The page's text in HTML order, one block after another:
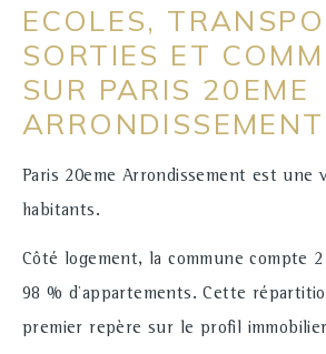
ECOLES,
SORTIES ET
SUR PARIS 20EME
Paris 20eme Arrondissement est une
habitants.
Côté logement, la commune compte
98 % d'appartements. Cette
premier repère sur le profil